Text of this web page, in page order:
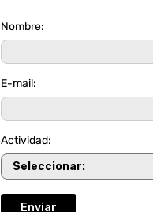
FACHADA
Nombre:
E-mail:
Actividad: